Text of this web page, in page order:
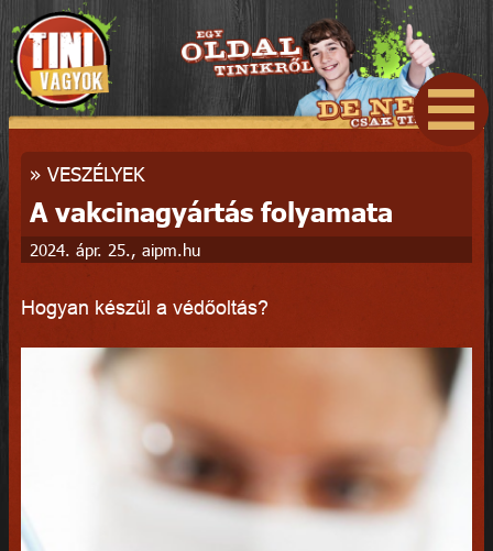
» VESZÉLYEK
A vakcinagyártás folyamata
2024. ápr. 25., aipm.hu
Hogyan készül a védőoltás?